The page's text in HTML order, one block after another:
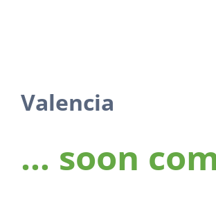
Valencia
… soon